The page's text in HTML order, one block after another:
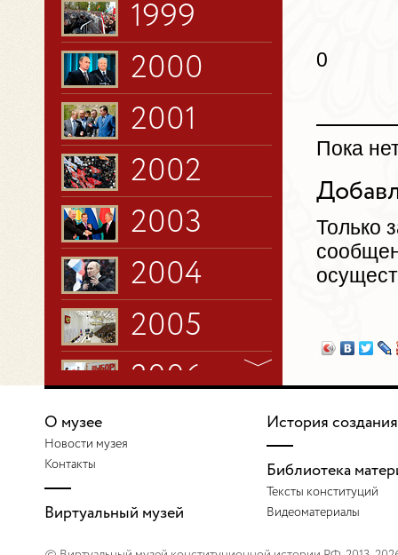
1999
2000
2001
2002
2003
2004
2005
2006
2009
0
Пока
Только
О музее
Новости музея
Контакты
Виртуальный музей
История создания
Библиотека
Тексты конституций
Видеоматериалы